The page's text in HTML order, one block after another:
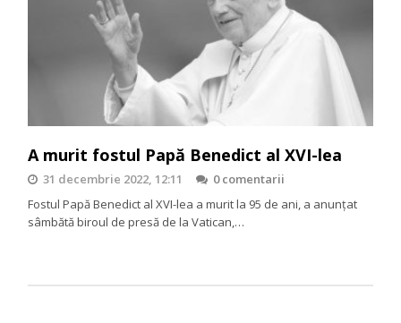
A murit fostul Papă Benedict al XVI-lea
31 decembrie 2022, 12:11
0 comentarii
Fostul Papă Benedict al XVI-lea a murit la 95 de ani, a anunțat
sâmbătă biroul de presă de la Vatican,…